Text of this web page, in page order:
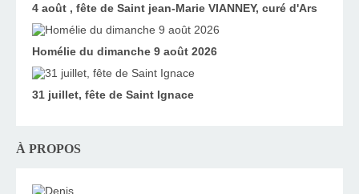
4 août , fête de Saint jean-Marie VIANNEY, curé d'Ars
Homélie du dimanche 9 août 2026
31 juillet, fête de Saint Ignace
À PROPOS